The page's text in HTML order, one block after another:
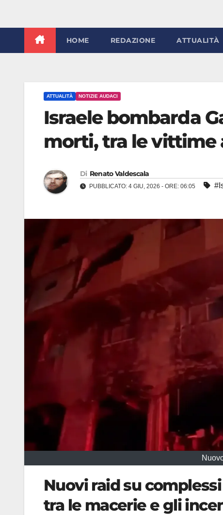
HOME REDAZIONE ATTUALITÀ
ATTUALITÀ NOTIZIE AUDACI
Israele bombarda
morti, tra le vittime
Di Renato Valdescala
PUBBLICATO: 4 GIU, 2026 - ORE: 06:05
Nuovi raid su
tra le macerie e gli